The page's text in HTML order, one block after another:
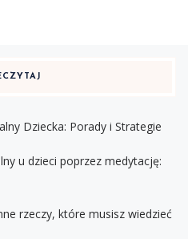
Dziecka: Porady i Strategie
u dzieci poprzez medytację:
rzeczy, które musisz wiedzieć